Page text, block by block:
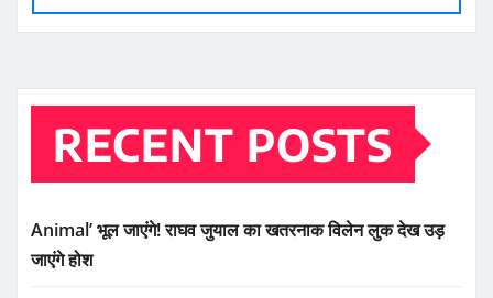
RECENT POSTS
Animal’ भूल जाएंगे! राघव जुयाल का खतरनाक विलेन लुक देख उड़
जाएंगे होश